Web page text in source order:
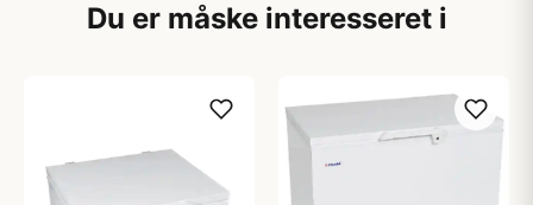
Du er måske interesseret i